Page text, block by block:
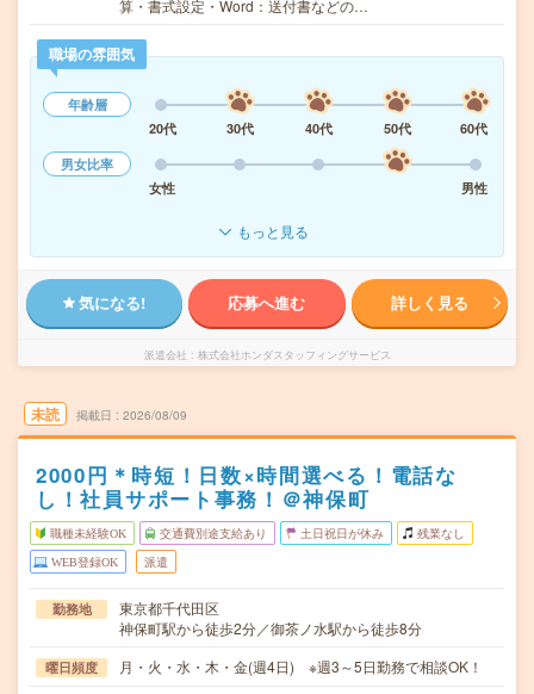
算・書式設定・Word：送付書などの…
職場の雰囲気
年齢層
20代
30代 40代 50代
60代
男女比率
女性
男性
もっと見る
気になる! 応募へ進む 詳しく見る
派遣会社 株式会社ホンダスタッフィングサービス
未読 掲載日 2026/08/09
2000円＊時短！日数×時間選べる！電話な
し！社員サポート事務！＠神保町
職種未経験OK 交通費別途支給あり 土日祝日が休み 残業なし
WEB登録OK 派遣
勤務地
東京都千代田区
神保町駅から徒歩2分／御茶ノ水駅から徒歩8分
曜日頻度 月・火・水・木・金(週4日) ※週3～5日勤務で相談OK！